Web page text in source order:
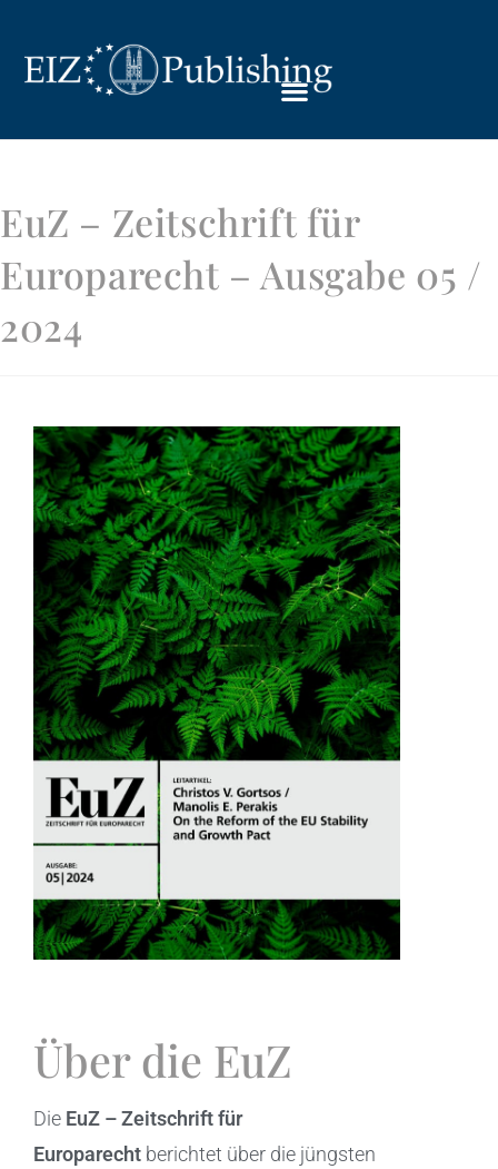
EuZ – Zeitschrift für
Europarecht – Ausgabe 05 /
2024
Über die EuZ
Die EuZ – Zeitschrift für
Europarecht berichtet über die jüngsten